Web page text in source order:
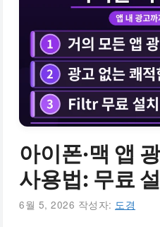
아이폰·맥 앱
사용법: 무료
6월 5, 2026 작성자: 도경